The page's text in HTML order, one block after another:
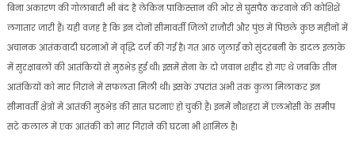
बिना अकारण की गोलाबारी भी बंद है लेकिन पाकिस्तान की ओर से घुसपैठ करवाने की कोशिशें
लगातार जारी हैं। यही वजह है कि इन दोनों सीमावर्ती जिलों राजौरी और पुंछ में पिछले कुछ महीनों में
अचानक आतंकवादी घटनाओं में वृद्धि दर्ज की गई है। गत आठ जुलाई को सुंदरबनी के डादल इलाके
में सुरक्षाबलों की आतंकियों से मुठभेड़ हुई थी। इसमें सेना के दो जवान शहीद हो गए थे जबकि तीन
आतंकियों को मार गिराने में सफलता मिली थी। इसके उपरांत अभी तक कुला मिलाकर इन
सीमावर्ती क्षेत्रों में आतंकी मुठभेड़ की सात घटनाएं हो चुकी हैं। इनमें नौशहरा में एलओसी के समीप
सटे कलाल में एक आतंकी को मार गिराने की घटना भी शामिल है।